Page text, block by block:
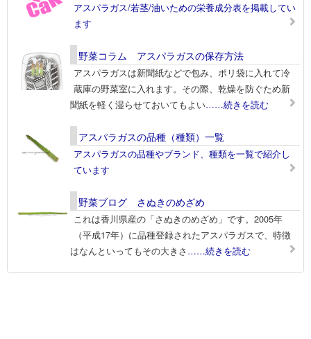
アスパラガス/若茎/油いための栄養成分表を掲載してい
ます
野菜コラム アスパラガスの保存方法
アスパラガスは新聞紙などで包み、ポリ袋に入れて冷
蔵庫の野菜室に入れます。その際、乾燥を防ぐため新
聞紙を軽く湿らせておいてもよい……続きを読む
アスパラガスの品種（種類）一覧
アスパラガスの品種やブランド、種類を一覧で紹介し
ています
野菜ブログ さぬきのめざめ
これは香川県産の「さぬきのめざめ」です。2005年
（平成17年）に品種登録されたアスパラガスで、特徴
はなんといってもその大きさ ……続きを読む